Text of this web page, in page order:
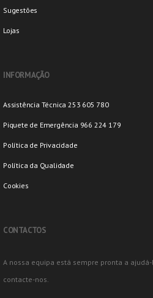
Sugestões
Lojas
INFORMAÇÃO
Assistência Técnica 253 605 780
Piquete de Emergência 966 224 179
Política de Privacidade
Política da Qualidade
Cookies
CONTACTOS
A nossa equipa está sempre pronta a
contacte-nos.